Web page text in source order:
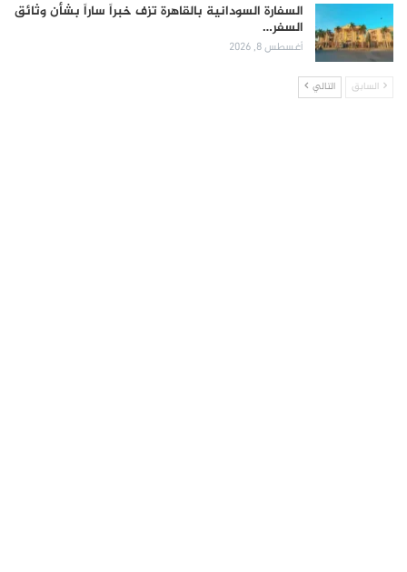
السفارة السودانية بالقاهرة تزف خبراً ساراً بشأن وثائق
السفر…
أغسطس 8, 2026
السابق التالي